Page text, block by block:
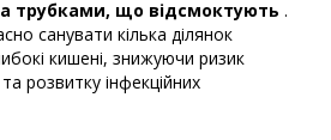
трубками, що відсмоктують .
санувати кілька ділянок
кишені, знижуючи ризик
розвитку інфекційних